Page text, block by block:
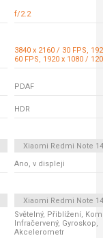
f/2.2
3840 x 2160 / 30 FPS,
60 FPS, 1920 x 1080 /
PDAF
HDR
Xiaomi Redmi Note
Ano, v displeji
Xiaomi Redmi Note
Světelný, Přiblížení,
Infračervený, Gyroskop,
Akcelerometr